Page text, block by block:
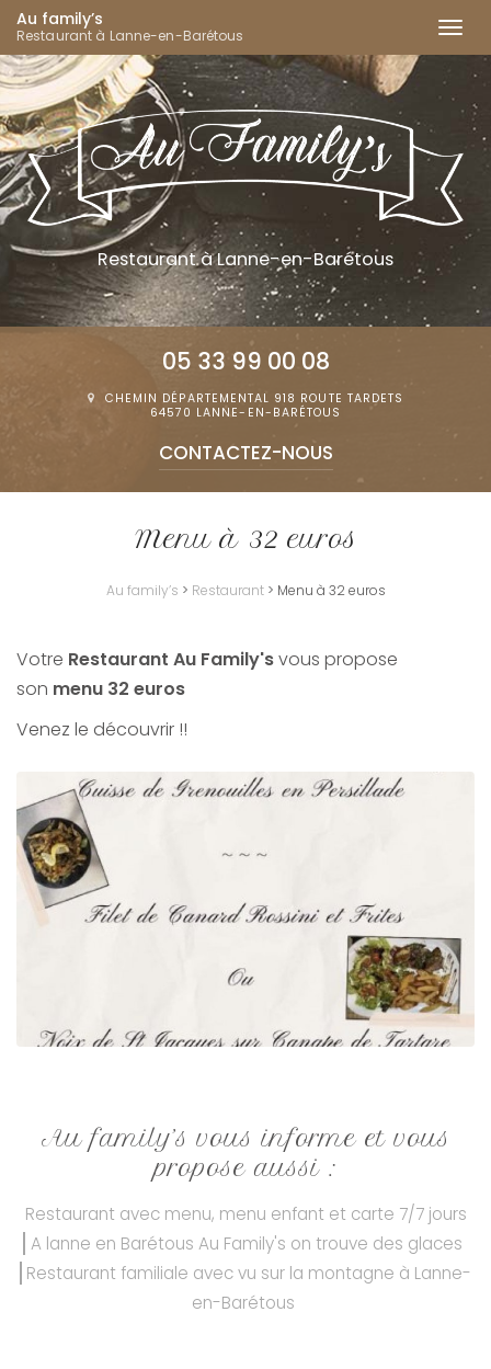
Aller
au
contenu
principal
Au family’s
Restaurant à Lanne-en-Barétous
Restaurantà Lanne-en-Barétous
05 33 99 00 08
CHEMIN DÉPARTEMENTAL 918 ROUTE TARDETS
64570 LANNE-EN-BARÉTOUS
CONTACTEZ-NOUS
Menu à 32 euros
Au family’s > Restaurant> Menu à 32 euros
Votre Restaurant Au Family'svous propose
son menu 32 euros
Venez le découvrir !!
Au family’s vous informe et vous
propose aussi :
Restaurant avec menu, menu enfant et carte 7/7 jours
A lanne en Barétous Au Family's on trouve des glaces
Restaurant familiale avec vu sur la montagne à Lanne-
en-Barétous